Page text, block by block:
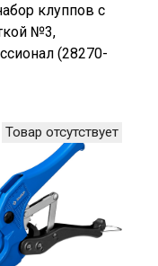
клуппов с
№3,
(28270-
Товар отсутствует